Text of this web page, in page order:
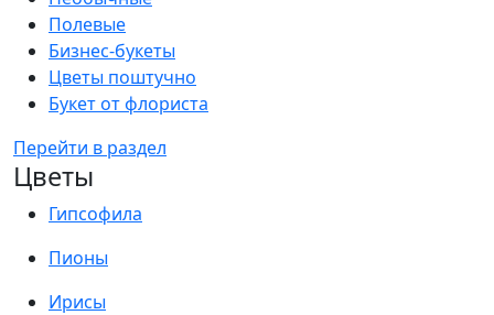
Полевые
Бизнес-букеты
Цветы поштучно
Букет от флориста
Перейти в раздел
Цветы
Гипсофила
Пионы
Ирисы